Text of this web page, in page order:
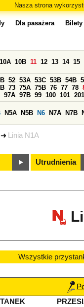
Nasza strona
Linia N1A
Dla pasażera Bilety
10A 10B 11 12 13 14 15
52 53A 53C 53B 54B
73 75A 75B 76 77 78
97A 97B 99 100 101 201
N5A N5B N6 N7A N7B
Utrudnienia
Wszystkie